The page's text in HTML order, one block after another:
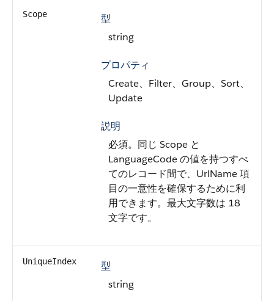
Scope
型
string
プロパティ
Create、Filter、Group、Sort、
Update
説明
必須。同じ Scope と
LanguageCode の値を持つすべ
てのレコード間で、UrlName 項
目の一意性を確保するために利
用できます。最大文字数は 18
文字です。
UniqueIndex
型
string